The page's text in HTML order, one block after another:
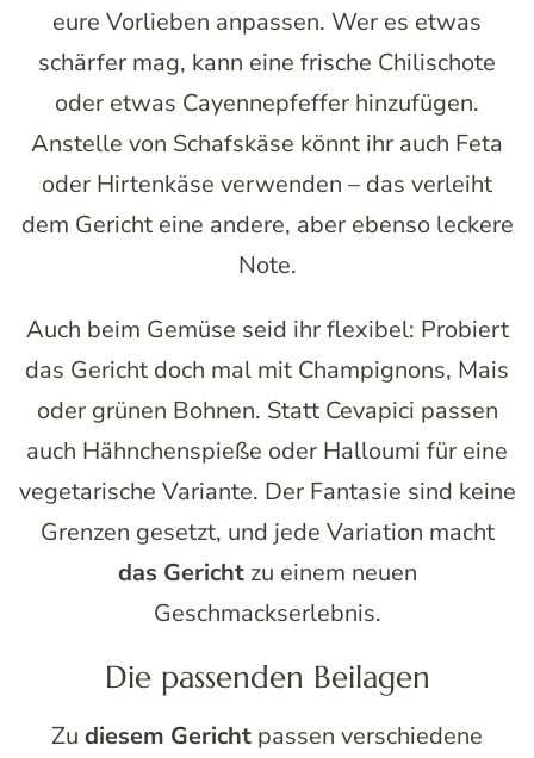
eure Vorlieben anpassen. Wer es etwas
schärfer mag, kann eine frische Chilischote
oder etwas Cayennepfeffer hinzufügen.
Anstelle von Schafskäse könnt ihr auch Feta
oder Hirtenkäse verwenden – das verleiht
dem Gericht eine andere, aber ebenso leckere
Note.
Auch beim Gemüse seid ihr flexibel: Probiert
das Gericht doch mal mit Champignons, Mais
oder grünen Bohnen. Statt Cevapici passen
auch Hähnchenspieße oder Halloumi für eine
vegetarische Variante. Der Fantasie sind keine
Grenzen gesetzt, und jede Variation macht
das Gerichtzu einem neuen
Geschmackserlebnis.
Die passenden Beilagen
Zu diesem Gericht passen verschiedene